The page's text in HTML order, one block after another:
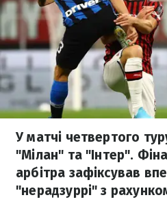
У матчі четвертого
"Мілан" та "Інтер".
арбітра зафіксував
"нерадзуррі" з